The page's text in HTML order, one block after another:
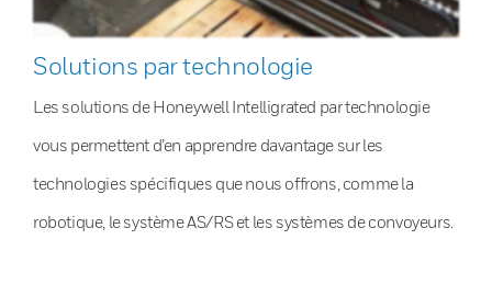
Solutions par technologie
Les solutions de Honeywell Intelligrated par technologie
vous permettent d’en apprendre davantage sur les
technologies spécifiques que nous offrons, comme la
robotique, le système AS/RS et les systèmes de convoyeurs.